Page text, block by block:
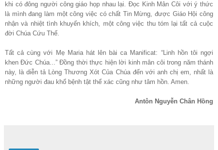
khi có đông người công giáo họp nhau lại. Đọc Kinh Mân Côi với ý thức
là mình đang làm một công việc có chất Tin Mừng, được Giáo Hội công
nhận và nhiệt tình khuyến khích, một công việc thu tóm lại tất cả cuộc
đời Chúa Cứu Thế.
Tất cả cùng với Mẹ Maria hát lên bài ca Manificat: “Linh hồn tôi ngợi
khen Đức Chúa...” Đồng thời thực hiện lời kinh mân côi trong năm thánh
này, là diễn tả Lòng Thương Xót Của Chúa đến với anh chị em, nhất là
những người đau khổ bệnh tật thể xác cũng như tâm hồn. Amen.
Antôn Nguyễn Chân Hồng